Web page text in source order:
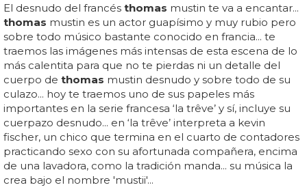
El desnudo del francés thomas mustin te va a encantar...
thomas mustin es un actor guapísimo y muy rubio pero
sobre todo músico bastante conocido en francia... te
traemos las imágenes más intensas de esta escena de lo
más calentita para que no te pierdas ni un detalle del
cuerpo de thomas mustin desnudo y sobre todo de su
culazo... hoy te traemos uno de sus papeles más
importantes en la serie francesa ‘la trêve’ y sí, incluye su
cuerpazo desnudo... en ‘la trêve’ interpreta a kevin
fischer, un chico que termina en el cuarto de contadores
practicando sexo con su afortunada compañera, encima
de una lavadora, como la tradición manda... su música la
crea bajo el nombre 'mustii'...